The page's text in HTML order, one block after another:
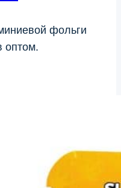
фольги
оптом.